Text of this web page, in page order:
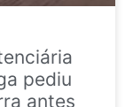
pediu
antes